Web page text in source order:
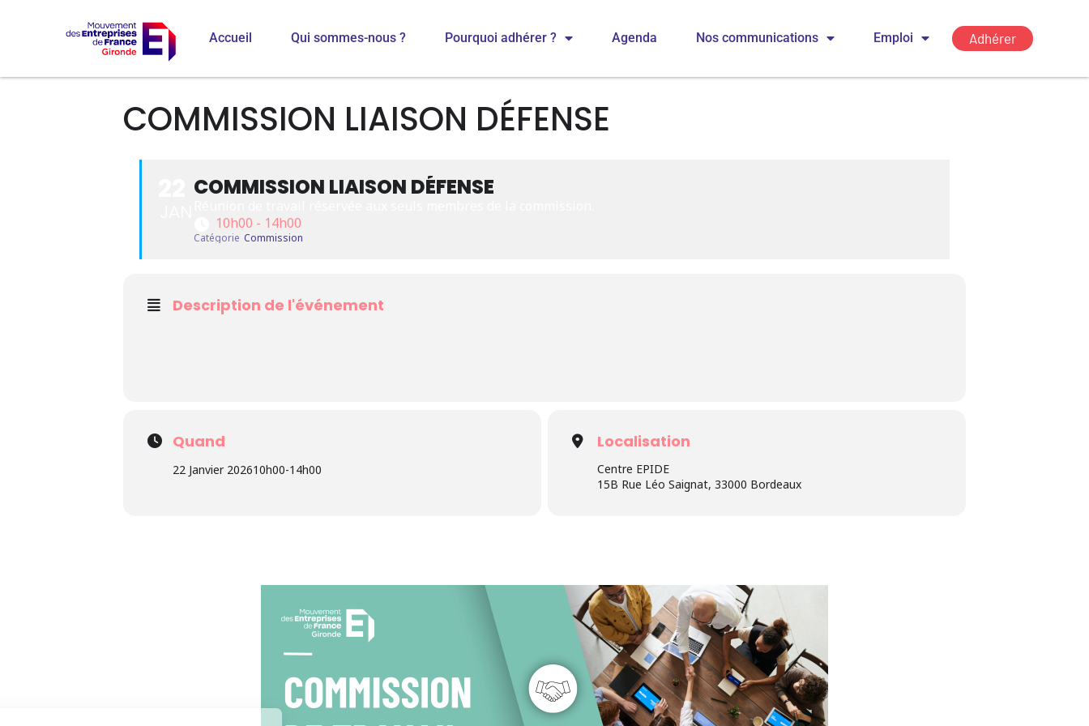
Accueil Qui sommes-nous ? Pourquoi adhérer ? Agenda Nos communications Emploi Adhérer
COMMISSION LIAISON DÉFENSE
COMMISSION LIAISON DÉFENSE
10h00 - 14h00
Catégorie Commission
Description de l'événement
Quand
22 Janvier 202610h00-14h00
Localisation
Centre EPIDE
15B Rue Léo Saignat, 33000 Bordeaux